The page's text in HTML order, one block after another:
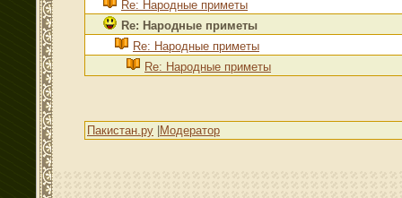
Re: Народные приметы
Re: Народные приметы
Re: Народные приметы
Re: Народные приметы
Пакистан.ру Модератор